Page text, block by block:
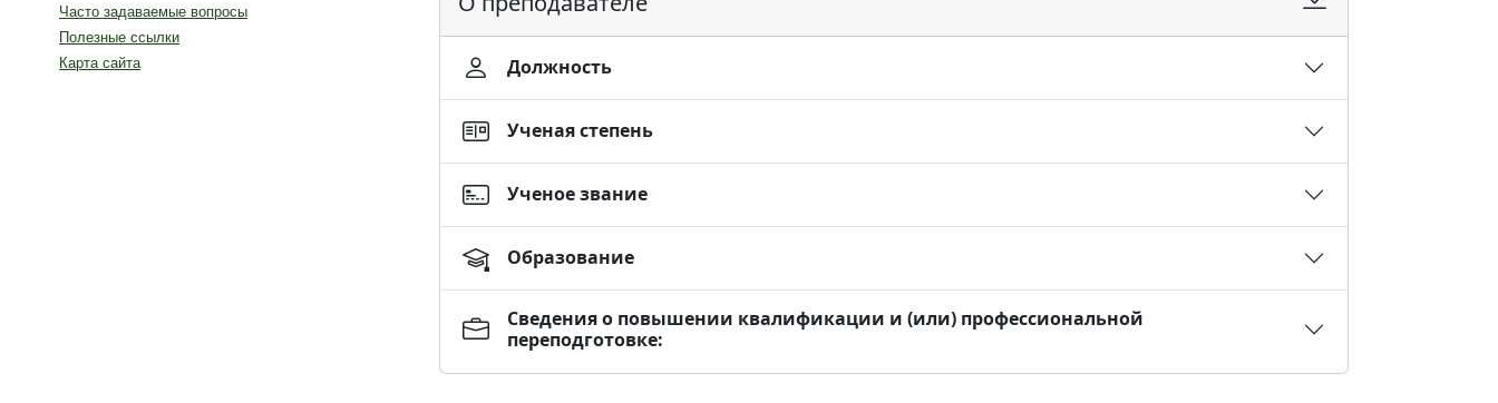
Часто задаваемые вопросы
Полезные ссылки
Карта сайта
Должность
Ученая степень
Ученое звание
Образование
Сведения о повышении квалификации и (или) профессиональной
переподготовке: